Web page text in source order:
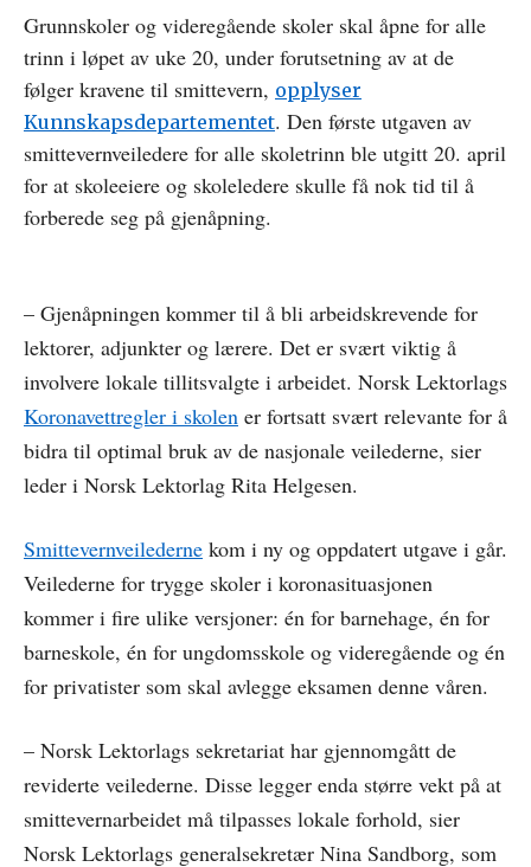
Grunnskoler og videregående skoler skal åpne for alle
trinn i løpet av uke 20, under forutsetning av at de
følger kravene til smittevern, opplyser
Kunnskapsdepartementet. Den første utgaven av
smittevernveiledere for alle skoletrinn ble utgitt 20. april
for at skoleeiere og skoleledere skulle få nok tid til å
forberede seg på gjenåpning.
– Gjenåpningen kommer til å bli arbeidskrevende for
lektorer, adjunkter og lærere. Det er svært viktig å
involvere lokale tillitsvalgte i arbeidet. Norsk Lektorlags
Koronavettregler i skolen er fortsatt svært relevante for å
bidra til optimal bruk av de nasjonale veilederne, sier
leder i Norsk Lektorlag Rita Helgesen.
Smittevernveilederne kom i ny og oppdatert utgave i går.
Veilederne for trygge skoler i koronasituasjonen
kommer i fire ulike versjoner: én for barnehage, én for
barneskole, én for ungdomsskole og videregående og én
for privatister som skal avlegge eksamen denne våren.
– Norsk Lektorlags sekretariat har gjennomgått de
reviderte veilederne. Disse legger enda større vekt på at
smittevernarbeidet må tilpasses lokale forhold, sier
Norsk Lektorlags generalsekretær Nina Sandborg, som